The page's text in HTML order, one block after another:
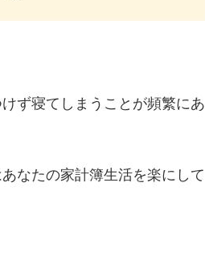
ず寝てしまうことが頻繁にあ
なたの家計簿生活を楽にして